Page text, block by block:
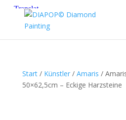
Start/ Künstler/ Amaris /
50×62,5cm – Eckige Harzsteine